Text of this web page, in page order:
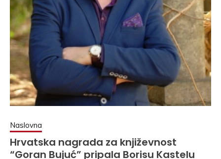
Naslovna
Hrvatska nagrada za književnost
“Goran Bujuć” pripala Borisu Kastelu